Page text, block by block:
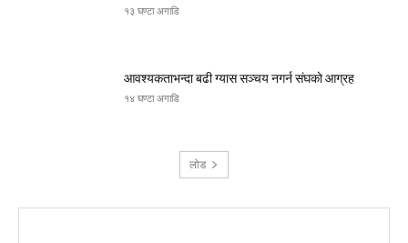
१३ घण्टा अगाडि
आवश्यकताभन्दा बढी ग्यास सञ्चय नगर्न संघकाे आग्रह
१४ घण्टा अगाडि
लोड